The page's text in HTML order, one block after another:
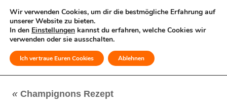
MENÜ
« Champignons Rezept
Wir verwenden Cookies, um dir die bestmögliche Erfahrung auf
unserer Website zu bieten.
In den Einstellungen kannst du erfahren, welche Cookies wir
verwenden oder sie ausschalten.
Ich vertraue Euren Cookies Ablehnen